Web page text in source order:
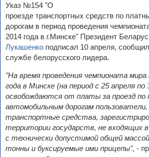
Указ №154 "О
проезде транспортных средств по
дорогам в период проведения
2014 года в г.Минске" Президент
Лукашенко подписал 10 апреля,
службе белорусского лидера.
"На время проведения чемпионата мира
года в Минске (на период с 25 апреля по
освобождаются от платы за проезд
автомобильным дорогам
транспортные средства,
территории государств, не входящих
с технически допустимой общей
тонны и буксируемые ими прицепы", -